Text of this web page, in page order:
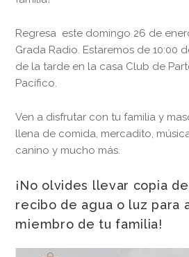
Regresa este domingo 26 de
Grada Radio. Estaremos de 10:00
de la tarde en la casa Club de
Pacífico.
Ven a disfrutar con tu familia y
llena de comida, mercadito,
canino y mucho más.
¡No olvides llevar copia
recibo de agua o luz para
miembro de tu familia!